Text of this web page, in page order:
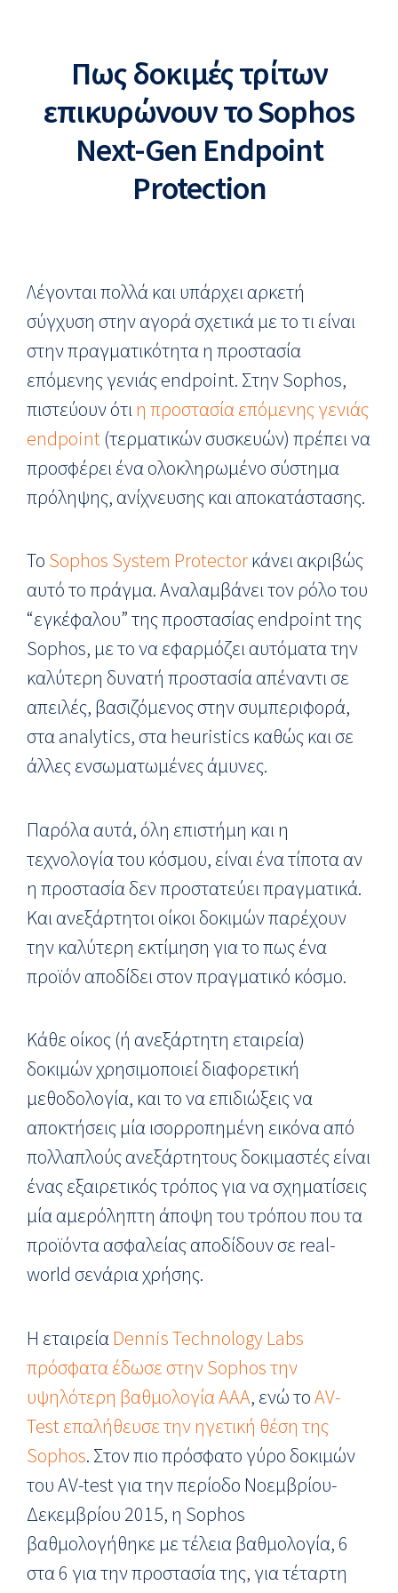
Πως δοκιμές τρίτων
επικυρώνουν το Sophos
Next-Gen Endpoint
Protection
Λέγονται πολλά και υπάρχει αρκετή
σύγχυση στην αγορά σχετικά με το τι είναι
στην πραγματικότητα η προστασία
επόμενης γενιάς endpoint. Στην Sophos,
πιστεύουν ότι η προστασία επόμενης γενιάς
endpoint (τερματικών συσκευών) πρέπει να
προσφέρει ένα ολοκληρωμένο σύστημα
πρόληψης, ανίχνευσης και αποκατάστασης.
Το Sophos System Protectorκάνει ακριβώς
αυτό το πράγμα. Αναλαμβάνει τον ρόλο του
“εγκέφαλου” της προστασίας endpoint της
Sophos, με το να εφαρμόζει αυτόματα την
καλύτερη δυνατή προστασία απέναντι σε
απειλές, βασιζόμενος στην συμπεριφορά,
στα analytics, στα heuristics καθώς και σε
άλλες ενσωματωμένες άμυνες.
Παρόλα αυτά, όλη επιστήμη και η
τεχνολογία του κόσμου, είναι ένα τίποτα αν
η προστασία δεν προστατεύει πραγματικά.
Και ανεξάρτητοι οίκοι δοκιμών παρέχουν
την καλύτερη εκτίμηση για το πως ένα
προϊόν αποδίδει στον πραγματικό κόσμο.
Κάθε οίκος (ή ανεξάρτητη εταιρεία)
δοκιμών χρησιμοποιεί διαφορετική
μεθοδολογία, και το να επιδιώξεις να
αποκτήσεις μία ισορροπημένη εικόνα από
πολλαπλούς ανεξάρτητους δοκιμαστές είναι
ένας εξαιρετικός τρόπος για να σχηματίσεις
μία αμερόληπτη άποψη του τρόπου που τα
προϊόντα ασφαλείας αποδίδουν σε real-
world σενάρια χρήσης.
Η εταιρεία Dennis Technology Labs
πρόσφατα έδωσε στην Sophos την
υψηλότερη βαθμολογία AAA, ενώ τοAV-
Test επαλήθευσε την ηγετική θέση της
Sophos. Στον πιο πρόσφατο γύρο δοκιμών
του AV-test για την περίοδο Νοεμβρίου-
Δεκεμβρίου 2015, η Sophos
βαθμολογήθηκε με τέλεια βαθμολογία, 6
στα 6 για την προστασία της, για τέταρτη